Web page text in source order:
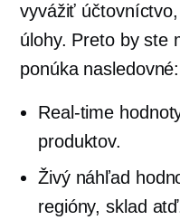
vyvážiť
úlohy. Preto by ste
ponúka nasledovné:
Real-time
produktov.
Živý náhľad
regióny, sklad